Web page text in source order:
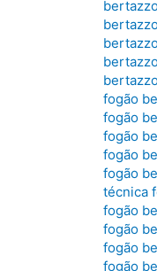
fogão
fogão
fogão
fogão
fogão
técnica
fogão
fogão
fogão
fogão